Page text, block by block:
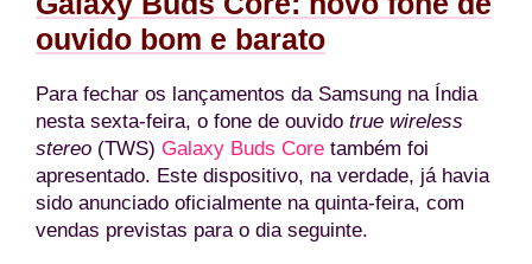
ouvido bom e barato
Para fechar os lançamentos da Samsung na Índia
nesta sexta-feira, o fone de ouvido true wireless
stereo (TWS) Galaxy Buds Core também foi
apresentado. Este dispositivo, na verdade, já havia
sido anunciado oficialmente na quinta-feira, com
vendas previstas para o dia seguinte.